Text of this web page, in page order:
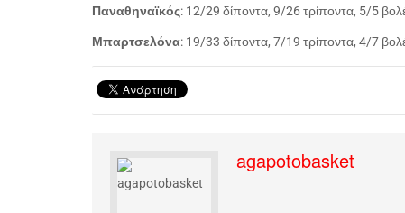
Παναθηναϊκός: 12/29 δίποντα, 9/26 τρίποντα, 5/5
Μπαρτσελόνα: 19/33 δίποντα, 7/19 τρίποντα, 4/7
agapotobasket